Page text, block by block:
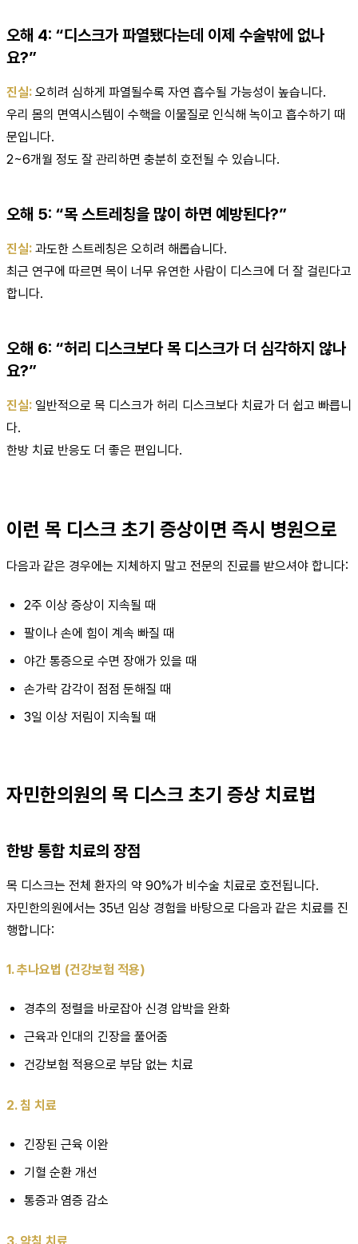
오해 4: “디스크가 파열됐다는데 이제 수술밖에 없나
요?”
진실: 오히려 심하게 파열될수록 자연 흡수될 가능성이 높습니다.
우리 몸의 면역시스템이 수핵을 이물질로 인식해 녹이고 흡수하기 때
문입니다.
2~6개월 정도 잘 관리하면 충분히 호전될 수 있습니다.
오해 5: “목 스트레칭을 많이 하면 예방된다?”
진실: 과도한 스트레칭은 오히려 해롭습니다.
최근 연구에 따르면 목이 너무 유연한 사람이 디스크에 더 잘 걸린다고
합니다.
오해 6: “허리 디스크보다 목 디스크가 더 심각하지 않나
요?”
진실: 일반적으로 목 디스크가 허리 디스크보다 치료가 더 쉽고 빠릅니
다.
한방 치료 반응도 더 좋은 편입니다.
이런 목 디스크 초기 증상이면 즉시 병원으로
다음과 같은 경우에는 지체하지 말고 전문의 진료를 받으셔야 합니다:
2주 이상 증상이 지속될 때
팔이나 손에 힘이 계속 빠질 때
야간 통증으로 수면 장애가 있을 때
손가락 감각이 점점 둔해질 때
3일 이상 저림이 지속될 때
자민한의원의 목 디스크 초기 증상 치료법
한방 통합 치료의 장점
목 디스크는 전체 환자의 약 90%가 비수술 치료로 호전됩니다.
자민한의원에서는 35년 임상 경험을 바탕으로 다음과 같은 치료를 진
행합니다:
1. 추나요법 (건강보험 적용)
경추의 정렬을 바로잡아 신경 압박을 완화
근육과 인대의 긴장을 풀어줌
건강보험 적용으로 부담 없는 치료
2. 침 치료
긴장된 근육 이완
기혈 순환 개선
통증과 염증 감소